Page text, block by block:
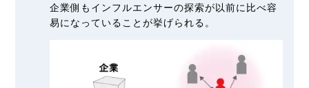
企業側もインフルエンサーの探索が以前に比べ容
易になっていることが挙げられる。